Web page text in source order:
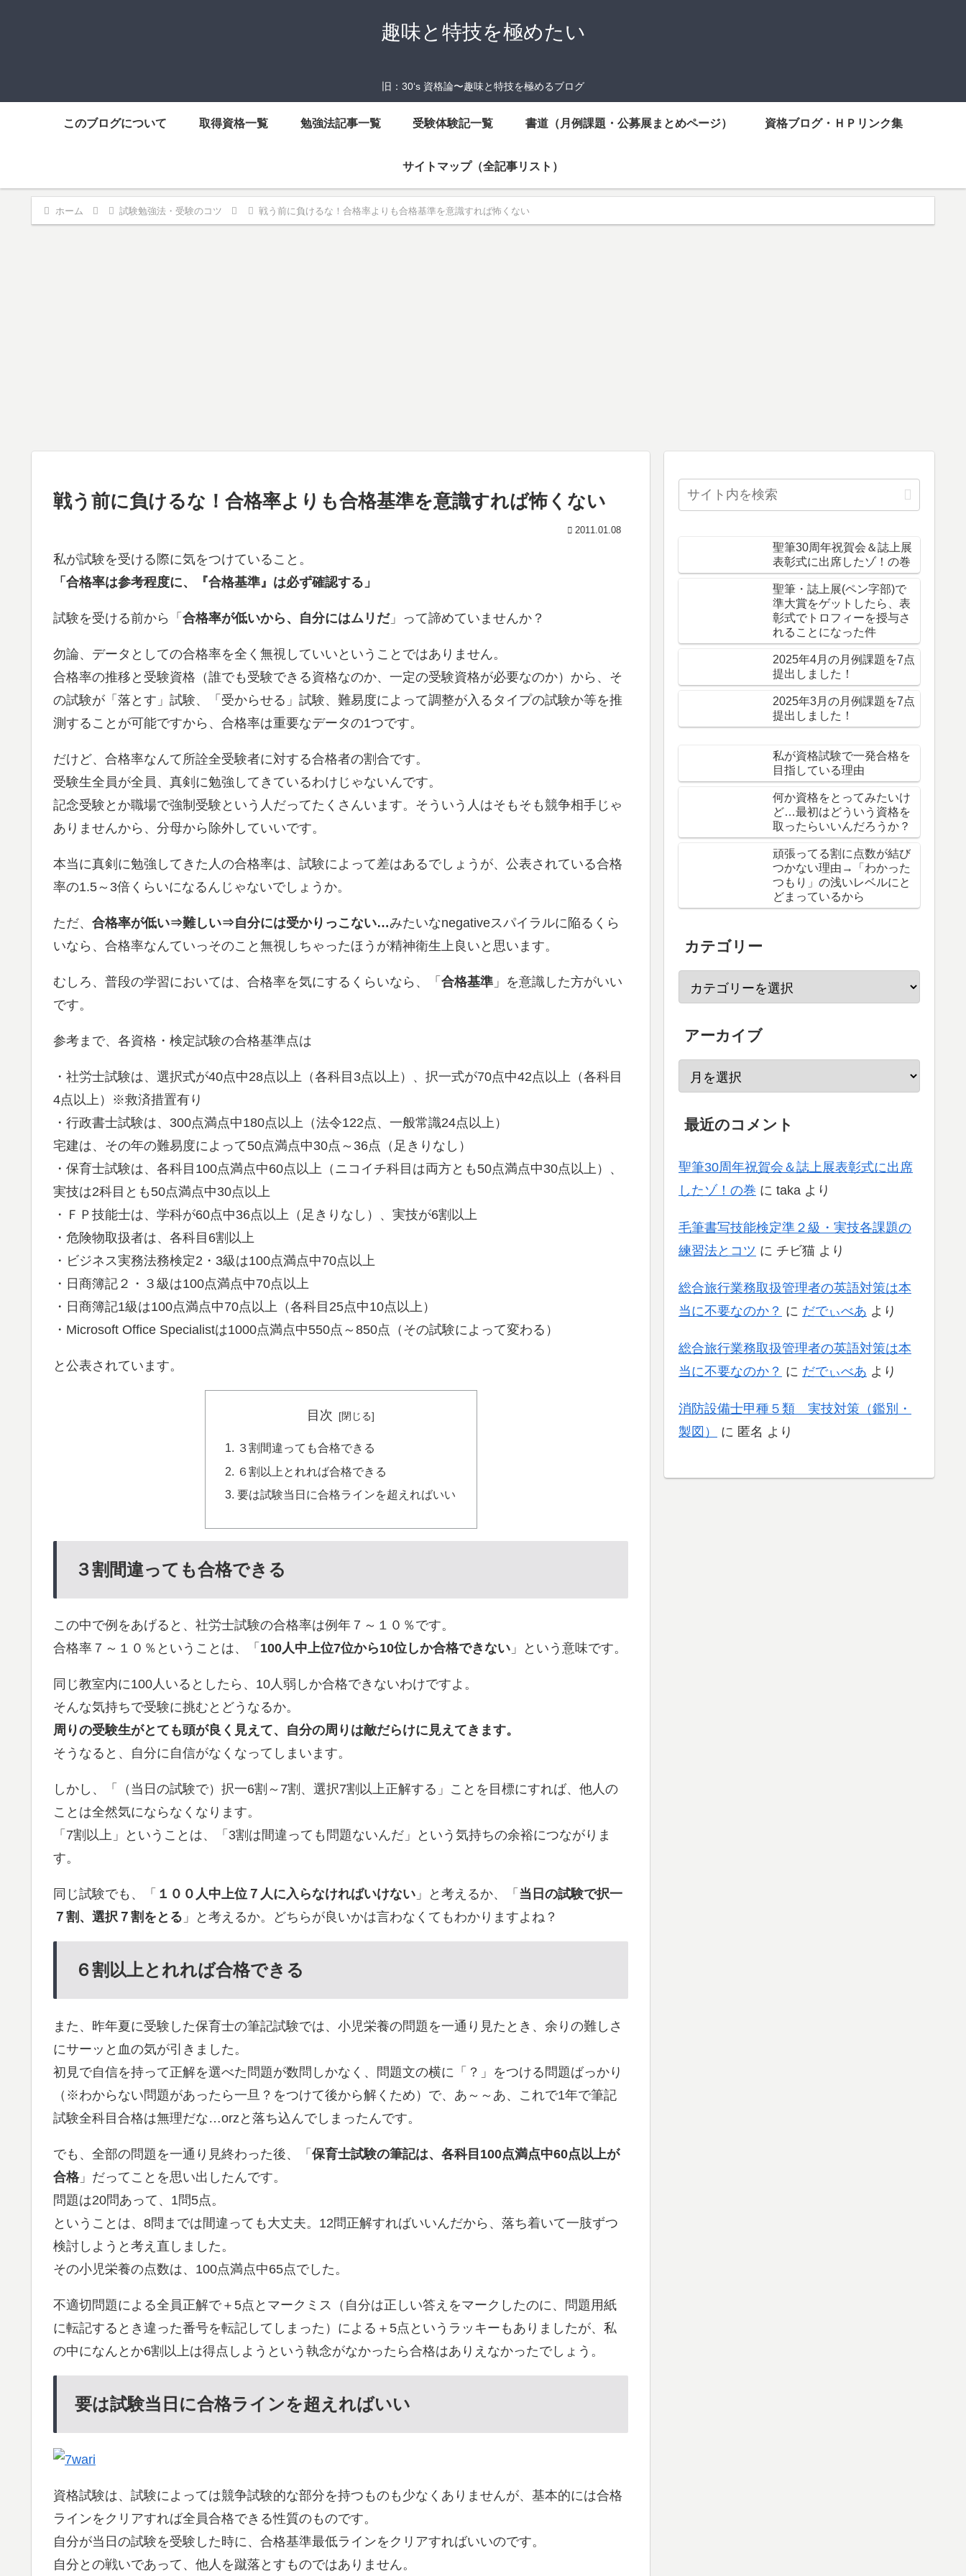
趣味と特技を極めたい
旧：30‘s 資格論〜趣味と特技を極めるブログ
このブログについて 取得資格一覧 勉強法記事一覧 受験体験記一覧 書道（月例課題・公募展まとめページ） 資格ブログ・ＨＰリンク集
サイトマップ（全記事リスト）
ホーム 試験勉強法・受験のコツ 戦う前に負けるな！合格率よりも合格基準を意識すれば怖くない
戦う前に負けるな！合格率よりも合格基準を意識すれば怖くない
2011.01.08
私が試験を受ける際に気をつけていること。
「合格率は参考程度に、『合格基準』は必ず確認する」
試験を受ける前から「 合格率が低いから、自分にはムリだ」って諦めていませんか？
勿論、データとしての合格率を全く無視していいということではありません。
合格率の推移と受験資格（誰でも受験できる資格なのか、一定の受験資格が必要なのか）から、そ
の試験が「落とす」試験、「受からせる」試験、難易度によって調整が入るタイプの試験か等を推
測することが可能ですから、合格率は重要なデータの1つです。
だけど、合格率なんて所詮全受験者に対する合格者の割合です。
受験生全員が全員、真剣に勉強してきているわけじゃないんです。
記念受験とか職場で強制受験という人だってたくさんいます。そういう人はそもそも競争相手じゃ
ありませんから、分母から除外していいです。
本当に真剣に勉強してきた人の合格率は、試験によって差はあるでしょうが、公表されている合格
率の1.5～3倍くらいになるんじゃないでしょうか。
ただ、 合格率が低い⇒難しい⇒自分には受かりっこない…みたいなnegativeスパイラルに陥るくら
いなら、合格率なんていっそのこと無視しちゃったほうが精神衛生上良いと思います。
むしろ、普段の学習においては、合格率を気にするくらいなら、「 合格基準 」を意識した方がいい
です。
参考まで、各資格・検定試験の合格基準点は
・社労士試験は、選択式が40点中28点以上（各科目3点以上）、択一式が70点中42点以上（各科目
4点以上）※救済措置有り
・行政書士試験は、300点満点中180点以上（法令122点、一般常識24点以上）
宅建は、その年の難易度によって50点満点中30点～36点（足きりなし）
・保育士試験は、各科目100点満点中60点以上（ニコイチ科目は両方とも50点満点中30点以上）、
実技は2科目とも50点満点中30点以上
・ＦＰ技能士は、学科が60点中36点以上（足きりなし）、実技が6割以上
・危険物取扱者は、各科目6割以上
・ビジネス実務法務検定2・3級は100点満点中70点以上
・日商簿記２・３級は100点満点中70点以上
・日商簿記1級は100点満点中70点以上（各科目25点中10点以上）
・Microsoft Office Specialistは1000点満点中550点～850点（その試験によって変わる）
と公表されています。
目次
３割間違っても合格できる
６割以上とれれば合格できる
要は試験当日に合格ラインを超えればいい
３割間違っても合格できる
この中で例をあげると、社労士試験の合格率は例年７～１０％です。
合格率７～１０％ということは、「 100人中上位7位から10位しか合格できない 」という意味です。
同じ教室内に100人いるとしたら、10人弱しか合格できないわけですよ。
そんな気持ちで受験に挑むとどうなるか。
周りの受験生がとても頭が良く見えて、自分の周りは敵だらけに見えてきます。
そうなると、自分に自信がなくなってしまいます。
しかし、「（当日の試験で）択一6割～7割、選択7割以上正解する」ことを目標にすれば、他人の
ことは全然気にならなくなります。
「7割以上」ということは、「3割は間違っても問題ないんだ」という気持ちの余裕につながりま
す。
同じ試験でも、「 １００人中上位７人に入らなければいけない 」と考えるか、「 当日の試験で択一
７割、選択７割をとる 」と考えるか。どちらが良いかは言わなくてもわかりますよね？
６割以上とれれば合格できる
また、昨年夏に受験した保育士の筆記試験では、小児栄養の問題を一通り見たとき、余りの難しさ
にサーッと血の気が引きました。
初見で自信を持って正解を選べた問題が数問しかなく、問題文の横に「？」をつける問題ばっかり
（※わからない問題があったら一旦？をつけて後から解くため）で、あ～～あ、これで1年で筆記
試験全科目合格は無理だな…orzと落ち込んでしまったんです。
でも、全部の問題を一通り見終わった後、「 保育士試験の筆記は、各科目100点満点中60点以上が
合格」だってことを思い出したんです。
問題は20問あって、1問5点。
ということは、8問までは間違っても大丈夫。12問正解すればいいんだから、落ち着いて一肢ずつ
検討しようと考え直しました。
その小児栄養の点数は、100点満点中65点でした。
不適切問題による全員正解で＋5点とマークミス（自分は正しい答えをマークしたのに、問題用紙
に転記するとき違った番号を転記してしまった）による＋5点というラッキーもありましたが、私
の中になんとか6割以上は得点しようという執念がなかったら合格はありえなかったでしょう。
要は試験当日に合格ラインを超えればいい
資格試験は、試験によっては競争試験的な部分を持つものも少なくありませんが、基本的には合格
ラインをクリアすれば全員合格できる性質のものです。
自分が当日の試験を受験した時に、合格基準最低ラインをクリアすればいいのです。
自分との戦いであって、他人を蹴落とすものではありません。
聖筆30周年祝賀会＆誌上展
表彰式に出席したゾ！の巻
聖筆・誌上展(ペン字部)で
準大賞をゲットしたら、表
彰式でトロフィーを授与さ
れることになった件
2025年4月の月例課題を7点
提出しました！
2025年3月の月例課題を7点
提出しました！
私が資格試験で一発合格を
目指している理由
何か資格をとってみたいけ
ど…最初はどういう資格を
取ったらいいんだろうか？
頑張ってる割に点数が結び
つかない理由→「わかった
つもり」の浅いレベルにと
どまっているから
カテゴリー
アーカイブ
最近のコメント
聖筆30周年祝賀会＆誌上展表彰式に出席
したゾ！の巻 に taka より
毛筆書写技能検定準２級・実技各課題の
練習法とコツ に チビ猫 より
総合旅行業務取扱管理者の英語対策は本
当に不要なのか？ に だでぃべあ より
総合旅行業務取扱管理者の英語対策は本
当に不要なのか？ に だでぃべあ より
消防設備士甲種５類 実技対策（鑑別・
製図）
に 匿名 より